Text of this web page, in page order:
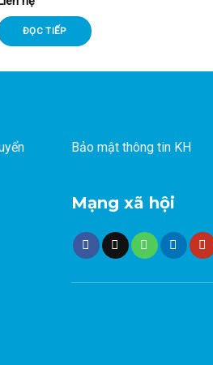
ĐỌC TIẾP
Bảo mật thông tin KH
Mạng xã hội